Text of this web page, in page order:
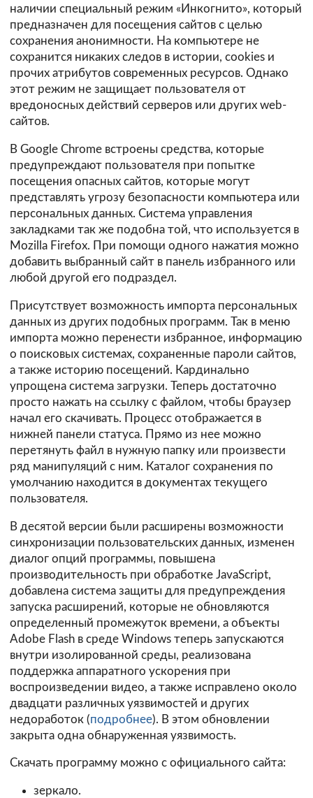
наличии специальный режим «Инкогнито», который
предназначен для посещения сайтов с целью
сохранения анонимности. На компьютере не
сохранится никаких следов в истории, cookies и
прочих атрибутов современных ресурсов. Однако
этот режим не защищает пользователя от
вредоносных действий серверов или других web-
сайтов.
В Google Chrome встроены средства, которые
предупреждают пользователя при попытке
посещения опасных сайтов, которые могут
представлять угрозу безопасности компьютера или
персональных данных. Система управления
закладками так же подобна той, что используется в
Mozilla Firefox. При помощи одного нажатия можно
добавить выбранный сайт в панель избранного или
любой другой его подраздел.
Присутствует возможность импорта персональных
данных из других подобных программ. Так в меню
импорта можно перенести избранное, информацию
о поисковых системах, сохраненные пароли сайтов,
а также историю посещений. Кардинально
упрощена система загрузки. Теперь достаточно
просто нажать на ссылку с файлом, чтобы браузер
начал его скачивать. Процесс отображается в
нижней панели статуса. Прямо из нее можно
перетянуть файл в нужную папку или произвести
ряд манипуляций с ним. Каталог сохранения по
умолчанию находится в документах текущего
пользователя.
В десятой версии были расширены возможности
синхронизации пользовательских данных, изменен
диалог опций программы, повышена
производительность при обработке JavaScript,
добавлена система защиты для предупреждения
запуска расширений, которые не обновляются
определенный промежуток времени, а объекты
Adobe Flash в среде Windows теперь запускаются
внутри изолированной среды, реализована
поддержка аппаратного ускорения при
воспроизведении видео, а также исправлено около
двадцати различных уязвимостей и других
недоработок (подробнее). В этом обновлении
закрыта одна обнаруженная уязвимость.
Скачать программу можно с официального сайта:
зеркало.